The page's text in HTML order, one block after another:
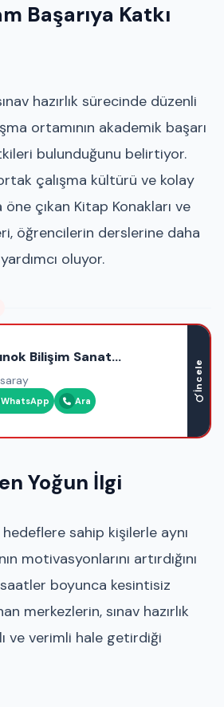
Başarıya Katkı
hazırlık sürecinde düzenli
ortamının akademik başarı
bulunduğunu belirtiyor.
çalışma kültürü ve kolay
öne çıkan Kitap Konakları ve
öğrencilerin derslerine daha
oluyor.
Bilişim Sanat
WhatsApp Ara
İncele
Yoğun İlgi
sahip kişilerle aynı
motivasyonlarını artırdığını
boyunca kesintisiz
merkezlerin, sınav hazırlık
ve verimli hale getirdiği